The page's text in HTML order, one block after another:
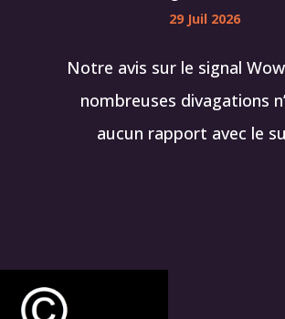
29 Juil 2026
Notre avis sur le signal
nombreuses divagations
aucun rapport avec le